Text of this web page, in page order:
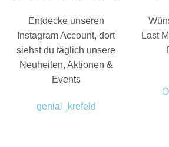
Entdecke unseren
Instagram Account, dort
siehst du täglich unsere
Neuheiten, Aktionen &
Events
genial_krefeld
Last